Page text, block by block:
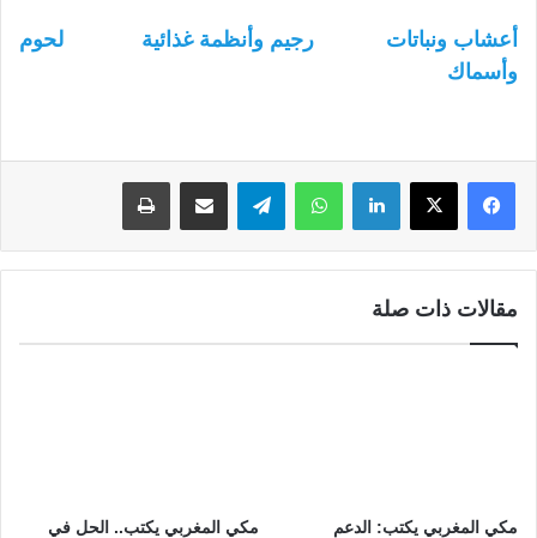
أعشاب ونباتات رجيم وأنظمة غذائية
لحوم
وأسماك
لينكدإن واتساب
مقالات ذات صلة
مكي المغربي يكتب: الدعم
مكي المغربي يكتب.. الحل في